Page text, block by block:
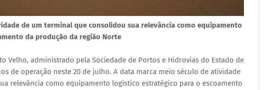
de um terminal que consolidou sua relevância como equipamento
da produção da região Norte
Velho, administrado pela Sociedade de Portos e Hidrovias do Estado de
de operação neste 20 de julho. A data marca meio século de atividade
relevância como equipamento logístico estratégico para o escoamento